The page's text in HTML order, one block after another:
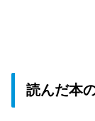
読んだ本